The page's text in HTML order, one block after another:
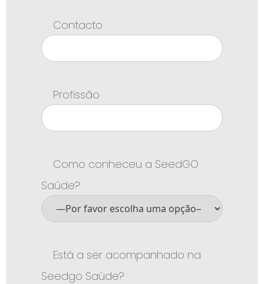
Contacto
Profissão
Como conheceu a SeedGO
Saúde?
Está a ser acompanhado na
Seedgo Saúde?